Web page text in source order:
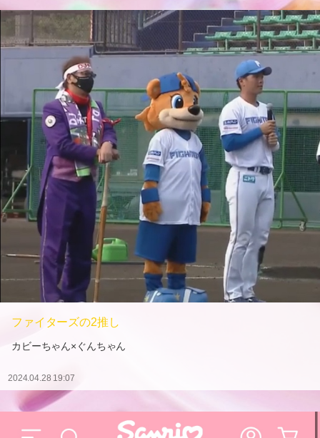
ファイターズの2推し
カビーちゃん×ぐんちゃん
2024.04.28 19:07